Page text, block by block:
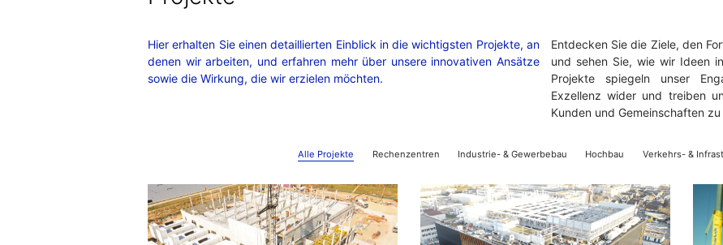
Hier erhalten Sie einen detaillierten Einblick in die wichtigsten Projekte, an
denen wir arbeiten, und erfahren mehr über unsere innovativen Ansätze
sowie die Wirkung, die wir erzielen möchten.
Entdecken Sie die Ziele, den
und sehen Sie, wie wir Ideen
Projekte spiegeln unser
Exzellenz wider und treiben
Kunden und Gemeinschaften
Alle Projekte Rechenzentren Industrie- & Gewerbebau Hochbau Verkehrs- &